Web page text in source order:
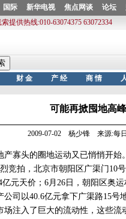
可能再掀囤地高峰
2009-07-02 杨少锋 来源:每
头的圈地运动又已悄悄开始。
拍，北京市朝阳区广渠门10号
元天价；6月26日，朝阳区奥
司以40.6亿元拿下广渠路15号
入了巨大的流动性，这些流